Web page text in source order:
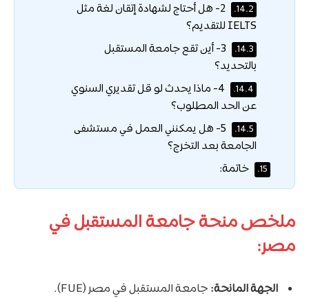
14.2.
2- هل أحتاج لشهادة إتقان لغة مثل
IELTS للتقديم؟
14.3.
3- أين تقع جامعة المستقبل
بالتحديد؟
14.4.
4- ماذا يحدث لو قل تقديري السنوي
عن الحد المطلوب؟
14.5.
5- هل يمكنني العمل في مستشفى
الجامعة بعد التخرج؟
15. خاتمة:
ملخص منحة جامعة المستقبل في
مصر:
الجهة المانحة: جامعة المستقبل في مصر (FUE).